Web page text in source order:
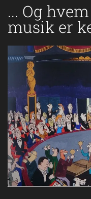
... Og
musik er